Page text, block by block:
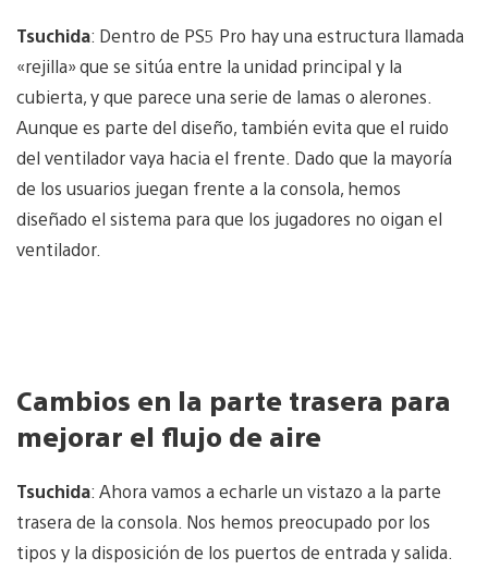
Tsuchida: Dentro de PS5 Pro hay una estructura llamada
«rejilla» que se sitúa entre la unidad principal y la
cubierta, y que parece una serie de lamas o alerones.
Aunque es parte del diseño, también evita que el ruido
del ventilador vaya hacia el frente. Dado que la mayoría
de los usuarios juegan frente a la consola, hemos
diseñado el sistema para que los jugadores no oigan el
ventilador.
Cambios en la parte trasera para
mejorar el flujo de aire
Tsuchida: Ahora vamos a echarle un vistazo a la parte
trasera de la consola. Nos hemos preocupado por los
tipos y la disposición de los puertos de entrada y salida.